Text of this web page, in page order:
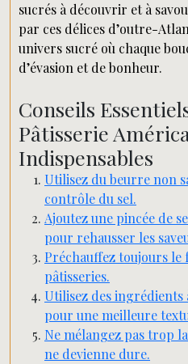
sucrés à découvrir et à
par ces délices d’outre-
univers sucré où chaque
d’évasion et de bonheur.
Conseils
Pâtisserie
Indispensables
Utilisez du beurre non
contrôle du sel.
Ajoutez une pincée de
pour rehausser les
Préchauffez toujours le
pâtisseries.
Utilisez des
pour une meilleure
Ne mélangez pas trop
ne devienne dure.